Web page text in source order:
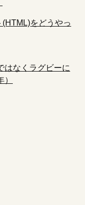
をどうやっ
はなくラグビーに